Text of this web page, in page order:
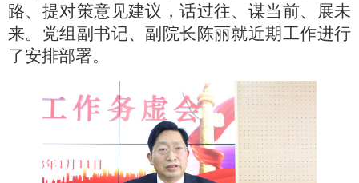
路、提对策意见建议，话过往、谋当前、展未
来。党组副书记、副院长陈丽就近期工作进行
了安排部署。